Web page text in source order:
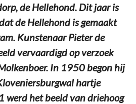
de Hellehond. Dit jaar is
de Hellehond is gemaakt
Kunstenaar Pieter de
vervaardigd op verzoek
In 1950 begon hij
hartje
werd het beeld van driehoog